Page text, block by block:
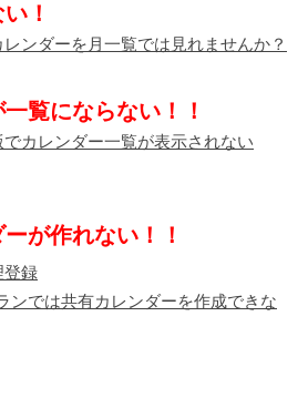
！
ンダーを月一覧では見れませんか？
覧にならない！！
でカレンダー一覧が表示されない
が作れない！！
登録
ンでは共有カレンダーを作成できな